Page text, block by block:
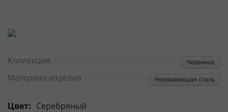
Коллекция Чеканная
Материал изделия Нержавеющая сталь
Цвет: Серебряный